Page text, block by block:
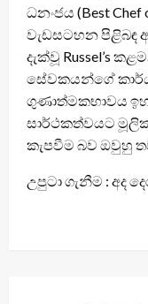
ධනංජය (Best
වැඩසටහන පිළිබඳ
දැක්වූ Russel’s
සේවකයන්ගේ
ගුණාත්මකභාවය
සාර්ථකත්වයට
කැපවීම බව ඔවුහු
උපුටා ගැනීම : අද